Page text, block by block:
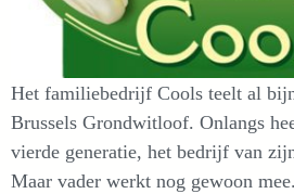
Het familiebedrijf Cools teelt al
Brussels Grondwitloof. Onlangs
vierde generatie, het bedrijf van
Maar vader werkt nog gewoon mee.